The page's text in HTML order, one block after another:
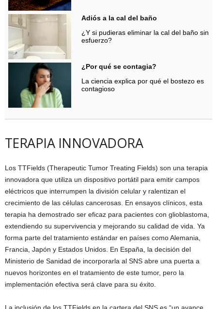
Adiós a la cal del baño
¿Y si pudieras eliminar la cal del baño sin
esfuerzo?
¿Por qué se contagia?
La ciencia explica por qué el bostezo es
contagioso
TERAPIA INNOVADORA
Los TTFields (Therapeutic Tumor Treating Fields) son una terapia
innovadora que utiliza un dispositivo portátil para emitir campos
eléctricos que interrumpen la división celular y ralentizan el
crecimiento de las células cancerosas. En ensayos clínicos, esta
terapia ha demostrado ser eficaz para pacientes con glioblastoma,
extendiendo su supervivencia y mejorando su calidad de vida. Ya
forma parte del tratamiento estándar en países como Alemania,
Francia, Japón y Estados Unidos. En España, la decisión del
Ministerio de Sanidad de incorporarla al SNS abre una puerta a
nuevos horizontes en el tratamiento de este tumor, pero la
implementación efectiva será clave para su éxito.